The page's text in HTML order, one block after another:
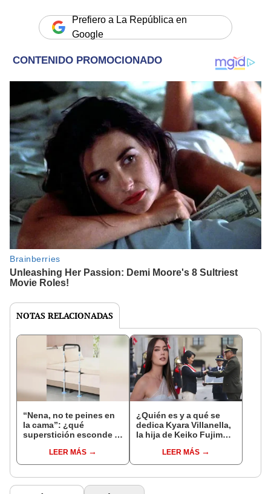
Prefiero a La República en
Google
NOTAS RELACIONADAS
“Nena, no te peines en
la cama”: ¿qué
superstición esconde la
Enanitos Verdes?
LEER MÁS
¿Quién es y a qué se
dedica Kyara Villanella,
la hija de Keiko Fujimori
nivel nacional?
LEER MÁS